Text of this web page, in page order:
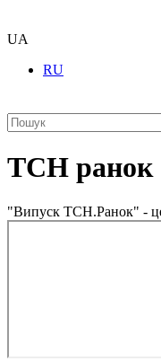
UA
RU
ТСН ранок
"Випуск ТСН.Ранок" - це